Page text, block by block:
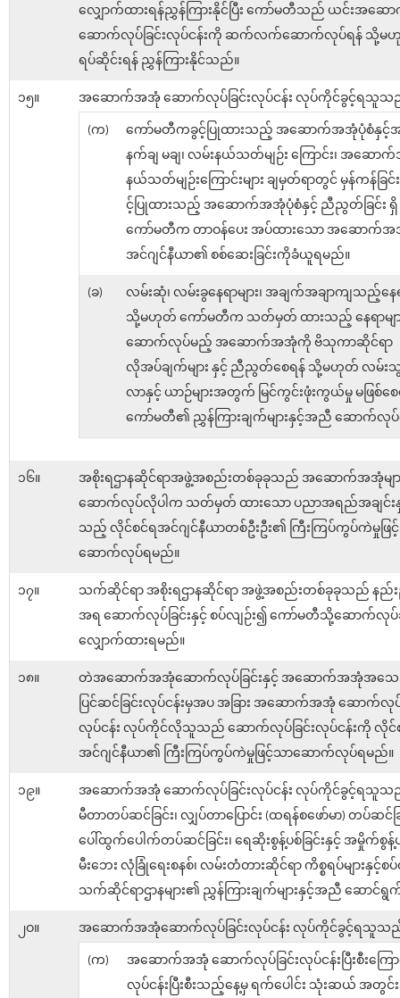
လျှောက်ထားရန်ညွှန်ကြားနိုင်ပြီး ကော်မတီသည် ယင်းအဆ
ဆောက်လုပ်ခြင်းလုပ်ငန်းကို ဆက်လက်ဆောက်လုပ်ရန် သို့မ
ရပ်ဆိုင်းရန် ညွှန်ကြားနိုင်သည်။
၁၅။ အဆောက်အအုံ ဆောက်လုပ်ခြင်းလုပ်ငန်း လုပ်ကိုင်ခွင့်ရသူသ
(က)
ကော်မတီကခွင့်ပြုထားသည့် အဆောက်အအုံပုံစံနှင့်
နက်ချ မချ၊ လမ်းနယ်သတ်မျဉ်း ကြောင်း၊ အဆော
နယ်သတ်မျဉ်းကြောင်းများ ချမှတ်ရာတွင် မှန်ကန်ခြင်း
င့်ပြုထားသည့် အဆောက်အအုံပုံစံနှင့် ညီညွတ်ခြင်း
ကော်မတီက တာဝန်ပေး အပ်ထားသော အဆောက်
အင်ဂျင်နီယာ၏ စစ်ဆေးခြင်းကိုခံယူရမည်။
(ခ)
လမ်းဆုံ၊ လမ်းခွနေရာများ၊ အချက်အချာကျသည့်နေရ
သို့မဟုတ် ကော်မတီက သတ်မှတ် ထားသည့် နေရာမျ
ဆောက်လုပ်မည့် အဆောက်အအုံကို ဗိသုကာဆိုင်ရာ
လိုအပ်ချက်များ နှင့် ညီညွတ်စေရန် သို့မဟုတ် လမ်းသွ
လာနှင့် ယာဉ်များအတွက် မြင်ကွင်းဖုံးကွယ်မှု မဖြစ်စေ
ကော်မတီ၏ ညွှန်ကြားချက်များနှင့်အညီ ဆောက်လု
၁၆။
အစိုးရဌာနဆိုင်ရာအဖွဲ့အစည်းတစ်ခုခုသည် အဆောက်အအုံမျ
ဆောက်လုပ်လိုပါက သတ်မှတ် ထားသော ပညာအရည်အချင်းနှ
သည့် လိုင်စင်ရအင်ဂျင်နီယာတစ်ဦးဦး၏ ကြီးကြပ်ကွပ်ကဲမှုဖြင့်
ဆောက်လုပ်ရမည်။
၁၇။
သက်ဆိုင်ရာ အစိုးရဌာနဆိုင်ရာ အဖွဲ့အစည်းတစ်ခုခုသည် နည်း
အရ ဆောက်လုပ်ခြင်းနှင့် စပ်လျဉ်း၍ ကော်မတီသို့ဆောက်လုပ်
လျှောက်ထားရမည်။
၁၈။
တဲအဆောက်အအုံဆောက်လုပ်ခြင်းနှင့် အဆောက်အအုံအသေး
ပြင်ဆင်ခြင်းလုပ်ငန်းမှအပ အခြား အဆောက်အအုံ ဆောက်လုပ်
လုပ်ငန်း လုပ်ကိုင်လိုသူသည် ဆောက်လုပ်ခြင်းလုပ်ငန်းကို လိုင်
အင်ဂျင်နီယာ၏ ကြီးကြပ်ကွပ်ကဲမှုဖြင့်သာဆောက်လုပ်ရမည်။
၁၉။
အဆောက်အအုံ ဆောက်လုပ်ခြင်းလုပ်ငန်း လုပ်ကိုင်ခွင့်ရသူသ
မီတာတပ်ဆင်ခြင်း၊ လျှပ်တာပြောင်း (ထရန်စဖော်မာ) တပ်ဆင်ခ
ပေါ်ထွက်ပေါက်တပ်ဆင်ခြင်း၊ ရေဆိုးစွန့်ပစ်ခြင်းနှင့် အမှိုက်စွန့်ပ
မီးဘေး လုံခြုံရေးစနစ်၊ လမ်းတံတားဆိုင်ရာ ကိစ္စရပ်များနှင့်စ
သက်ဆိုင်ရာဌာနများ၏ ညွှန်ကြားချက်များနှင့်အညီ ဆောင်ရွ
၂ဝ။ အဆောက်အအုံဆောက်လုပ်ခြင်းလုပ်ငန်း လုပ်ကိုင်ခွင့်ရသူသ
(က)
အဆောက်အအုံ ဆောက်လုပ်ခြင်းလုပ်ငန်းပြီးစီးကြေ
လုပ်ငန်းပြီးစီးသည့်နေ့မှ ရက်ပေါင်း သုံးဆယ် အတွင်း